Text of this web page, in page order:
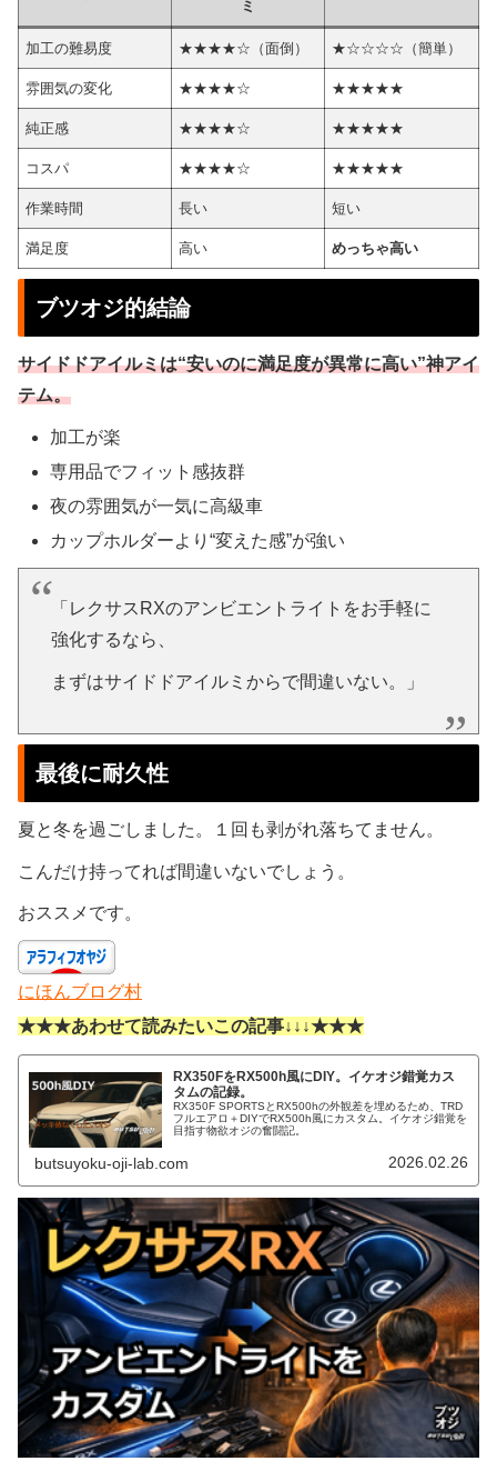
ミ
加工の難易度 ★★★★☆（面倒） ★☆☆☆☆（簡単）
雰囲気の変化 ★★★★☆ ★★★★★
純正感 ★★★★☆ ★★★★★
コスパ ★★★★☆ ★★★★★
作業時間 長い 短い
満足度 高い めっちゃ高い
ブツオジ的結論
サイドドアイルミは“安いのに満足度が異常に高い”神アイ
テム。
加工が楽
専用品でフィット感抜群
夜の雰囲気が一気に高級車
カップホルダーより“変えた感”が強い
「レクサスRXのアンビエントライトをお手軽に
強化するなら、
まずはサイドドアイルミからで間違いない。」
最後に耐久性
夏と冬を過ごしました。１回も剥がれ落ちてません。
こんだけ持ってれば間違いないでしょう。
おススメです。
にほんブログ村
★★★あわせて読みたいこの記事↓↓↓★★★
RX350FをRX500h風にDIY。イケオジ錯覚カス
タムの記録。
RX350F SPORTSとRX500hの外観差を埋めるため、TRD
フルエアロ＋DIYでRX500h風にカスタム。イケオジ錯覚を
目指す物欲オジの奮闘記。
butsuyoku-oji-lab.com 2026.02.26